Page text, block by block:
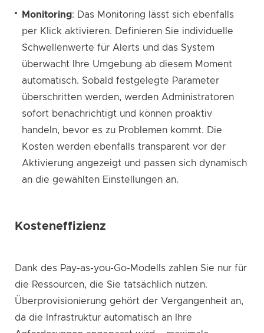
Monitoring: Das Monitoring lässt sich ebenfalls
per Klick aktivieren. Definieren Sie individuelle
Schwellenwerte für Alerts und das System
überwacht Ihre Umgebung ab diesem Moment
automatisch. Sobald festgelegte Parameter
überschritten werden, werden Administratoren
sofort benachrichtigt und können proaktiv
handeln, bevor es zu Problemen kommt. Die
Kosten werden ebenfalls transparent vor der
Aktivierung angezeigt und passen sich dynamisch
an die gewählten Einstellungen an.
Kosteneffizienz
Dank des Pay-as-you-Go-Modells zahlen Sie nur für
die Ressourcen, die Sie tatsächlich nutzen.
Überprovisionierung gehört der Vergangenheit an,
da die Infrastruktur automatisch an Ihre